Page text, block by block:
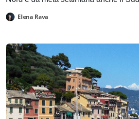
Elena Rava